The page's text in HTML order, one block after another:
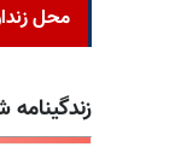
محل
زندگینامه